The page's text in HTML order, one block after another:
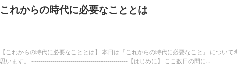
これからの時代に必要なこととは
【これからの時代に必要なこととは】 本日は「これからの時代に必要なこと」 について
思います。 -------------------------------------------------【はじめに】 ここ数日の間に...